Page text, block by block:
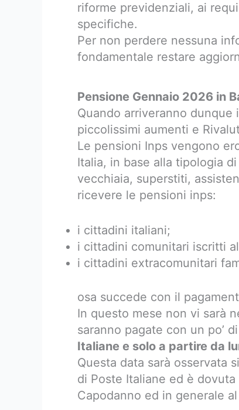
riforme previdenziali, ai
specifiche.
Per non perdere nessuna
fondamentale restare
Pensione Gennaio 2026 in
Quando arriveranno
piccolissimi aumenti e
Le pensioni Inps vengono
Italia, in base alla tipologia
vecchiaia, superstiti,
ricevere le pensioni inps:
i cittadini italiani;
i cittadini comunitari iscritti
i cittadini extracomunitari
osa succede con il
In questo mese non vi sarà
saranno pagate con un po’
Italiane e solo a partire da
Questa data sarà osservata
di Poste Italiane ed è
Capodanno ed in generale